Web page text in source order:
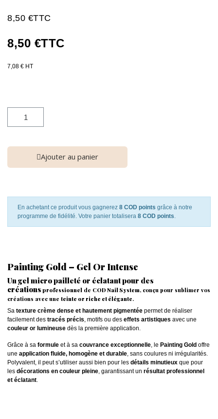
8,50 €TTC
8,50 €TTC
7,08 € HT
Ajouter au panier
En achetant ce produit vous gagnerez 8 COD points grâce à notre
programme de fidélité. Votre panier totalisera 8 COD points.
Painting Gold – Gel Or Intense
Un gel micro pailleté or éclatant pour des
créations professionnel de COD Nail System, conçu pour sublimer vos
créations avec une teinte or riche et élégante.
Sa texture crème dense et hautement pigmentée permet de réaliser
facilement des tracés précis, motifs ou des effets artistiques avec une
couleur or lumineuse dès la première application.
Grâce à sa formule et à sa couvrance exceptionnelle, le Painting Gold offre
une application fluide, homogène et durable, sans coulures ni irrégularités.
Polyvalent, il peut s’utiliser aussi bien pour les détails minutieux que pour
les décorations en couleur pleine, garantissant un résultat professionnel
et éclatant.